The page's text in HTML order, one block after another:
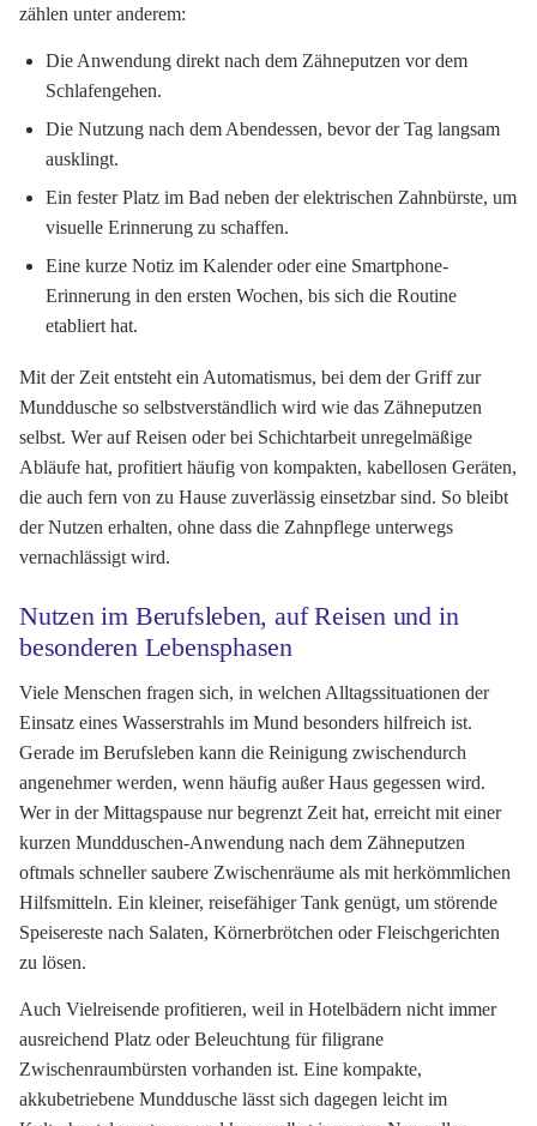
zählen unter anderem:
Die Anwendung direkt nach dem Zähneputzen vor dem
Schlafengehen.
Die Nutzung nach dem Abendessen, bevor der Tag langsam
ausklingt.
Ein fester Platz im Bad neben der elektrischen Zahnbürste, um
visuelle Erinnerung zu schaffen.
Eine kurze Notiz im Kalender oder eine Smartphone-
Erinnerung in den ersten Wochen, bis sich die Routine
etabliert hat.
Mit der Zeit entsteht ein Automatismus, bei dem der Griff zur
Munddusche so selbstverständlich wird wie das Zähneputzen
selbst. Wer auf Reisen oder bei Schichtarbeit unregelmäßige
Abläufe hat, profitiert häufig von kompakten, kabellosen Geräten,
die auch fern von zu Hause zuverlässig einsetzbar sind. So bleibt
der Nutzen erhalten, ohne dass die Zahnpflege unterwegs
vernachlässigt wird.
Nutzen im Berufsleben, auf Reisen und in
besonderen Lebensphasen
Viele Menschen fragen sich, in welchen Alltagssituationen der
Einsatz eines Wasserstrahls im Mund besonders hilfreich ist.
Gerade im Berufsleben kann die Reinigung zwischendurch
angenehmer werden, wenn häufig außer Haus gegessen wird.
Wer in der Mittagspause nur begrenzt Zeit hat, erreicht mit einer
kurzen Mundduschen-Anwendung nach dem Zähneputzen
oftmals schneller saubere Zwischenräume als mit herkömmlichen
Hilfsmitteln. Ein kleiner, reisefähiger Tank genügt, um störende
Speisereste nach Salaten, Körnerbrötchen oder Fleischgerichten
zu lösen.
Auch Vielreisende profitieren, weil in Hotelbädern nicht immer
ausreichend Platz oder Beleuchtung für filigrane
Zwischenraumbürsten vorhanden ist. Eine kompakte,
akkubetriebene Munddusche lässt sich dagegen leicht im